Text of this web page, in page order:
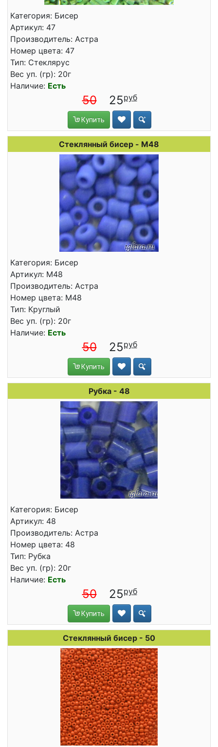
Категория: Бисер
Артикул: 47
Производитель: Астра
Номер цвета: 47
Тип: Стеклярус
Вес уп. (гр): 20г
Наличие: Есть
50 25
Купить
Стеклянный бисер - M48
Категория: Бисер
Артикул: M48
Производитель: Астра
Номер цвета: M48
Тип: Круглый
Вес уп. (гр): 20г
Наличие: Есть
50 25
Купить
Рубка - 48
Категория: Бисер
Артикул: 48
Производитель: Астра
Номер цвета: 48
Тип: Рубка
Вес уп. (гр): 20г
Наличие: Есть
50 25
Купить
Стеклянный бисер - 50